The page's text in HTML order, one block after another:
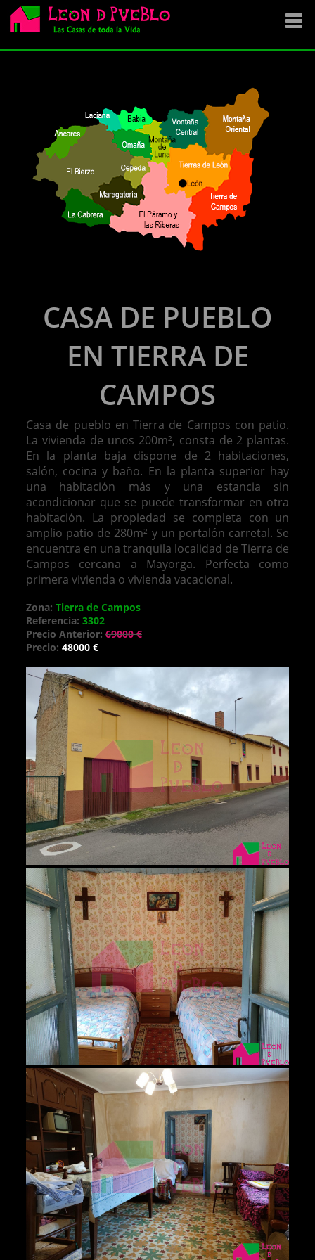
SE VENDE
OFERTAS
NOVEDADES
VENDEMOS TU CASA
DÓNDE COMPRAR ?
CASA DE PUEBLO
EN TIERRA DE
CAMPOS
Casa de pueblo en Tierra de Campos con patio.
La vivienda de unos 200m², consta de 2 plantas.
En la planta baja dispone de 2 habitaciones,
salón, cocina y baño. En la planta superior hay
una habitación más y una estancia sin
acondicionar que se puede transformar en otra
habitación. La propiedad se completa con un
amplio patio de 280m² y un portalón carretal. Se
encuentra en una tranquila localidad de Tierra de
Campos cercana a Mayorga. Perfecta como
primera vivienda o vivienda vacacional.
Zona: Tierra de Campos
Referencia: 3302
Precio Anterior: 69000 €
Precio: 48000 €